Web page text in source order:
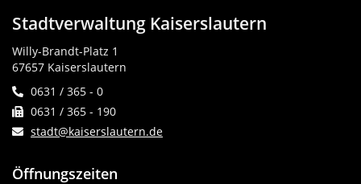
Stadtverwaltung Kaiserslautern
Willy-Brandt-Platz 1
67657 Kaiserslautern
0631 / 365 - 0
0631 / 365 - 190
stadt@kaiserslautern.de
Öffnungszeiten